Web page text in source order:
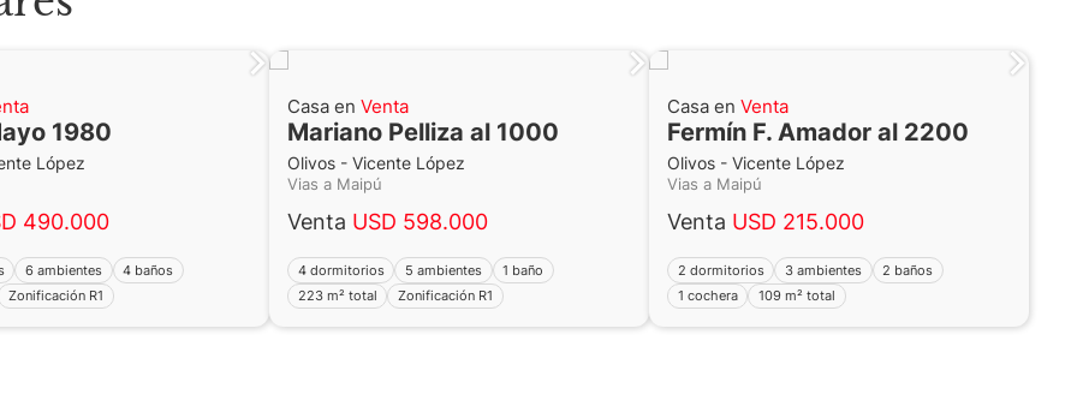
1980
López
490.000
6 ambientes
4 baños
Zonificación R1
Casa en Venta
Mariano Pelliza al 1000
Olivos - Vicente López
Vias a Maipú
Venta USD 598.000
4 dormitorios 5 ambientes
1 baño
223 m² total
Zonificación R1
Casa en Venta
Fermín F. Amador al 2200
Olivos - Vicente López
Vias a Maipú
Venta USD 215.000
2 dormitorios 3 ambientes
2 baños
1 cochera
109 m² total